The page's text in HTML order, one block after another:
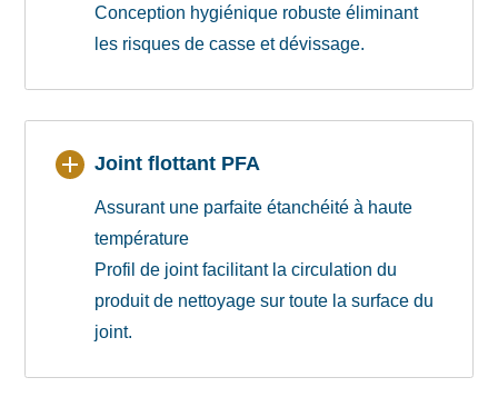
Conception hygiénique robuste éliminant
les risques de casse et dévissage.
Joint flottant PFA
Assurant une parfaite étanchéité à haute
température
Profil de joint facilitant la circulation du
produit de nettoyage sur toute la surface du
joint.